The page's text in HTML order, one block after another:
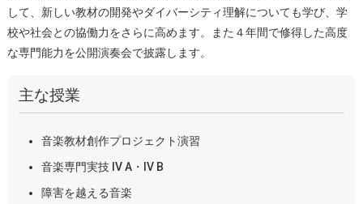
して、新しい教材の開発やダイバーシティ理解についても学び、学
校や社会との協働力をさらに高めます。また４年間で修得した高度
な専門能力を公開演奏会で披露します。
主な授業
音楽教材創作プロジェクト演習
音楽専門実技 IV A・IV B
障害を越える音楽